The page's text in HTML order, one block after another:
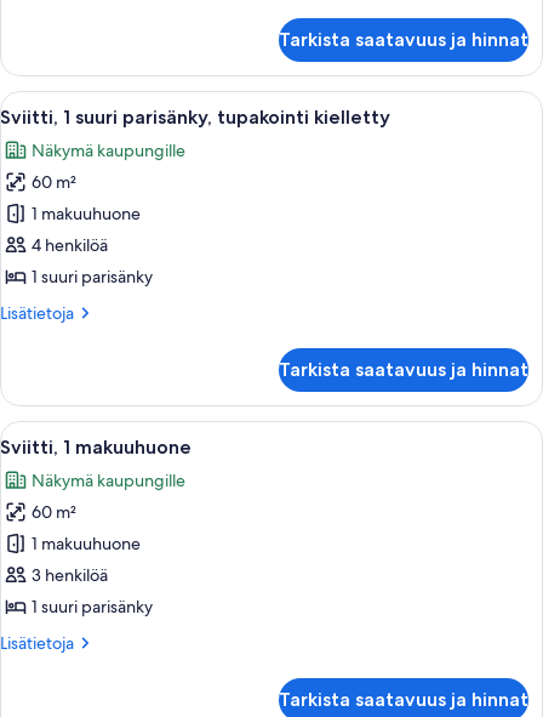
Tarkista saatavuus ja hinnat
Avaa
kaikki
huonetyypin
Sviitti,
suuri
parisänky,
kielletty
Hotellihuone, jossa on suuri sänky,
7
Sviitti, 1 suuri parisänky, tupakointi kielletty
Näkymä kaupungille
60 m²
1 makuuhuone
4 henkilöä
1 suuri parisänky
Lisätietoja
Lisätietoja
suuri
parisänky,
tupakointi
Tarkista saatavuus ja hinnat
Avaa
kaikki
huonetyypin
Sviitti,
makuuhuone
kuvat
Hotellihuone, jossa on suuri sänky,
7
Sviitti, 1 makuuhuone
Näkymä kaupungille
60 m²
1 makuuhuone
3 henkilöä
1 suuri parisänky
Lisätietoja
Lisätietoja
Tarkista saatavuus ja hinnat